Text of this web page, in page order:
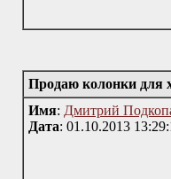
Продаю колонки для
Имя: Дмитрий
Дата: 01.10.2013